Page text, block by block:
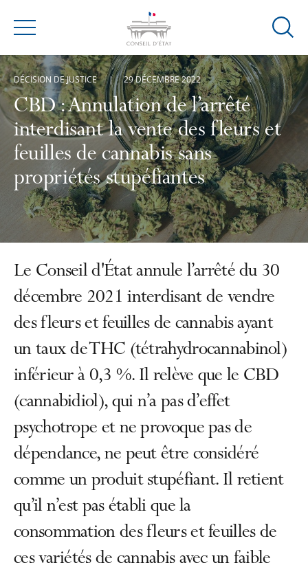
Menu
Ouvrir
de
CBD : Annulation de l’arrêté
interdisant la vente des fleurs et
feuilles de cannabis sans
propriétés stupéfiantes
DÉCISION DE JUSTICE 29 DÉCEMBRE 2022
Le Conseil d'État annule l’arrêté du 30
décembre 2021 interdisant de vendre
des fleurs et feuilles de cannabis ayant
un taux de THC (tétrahydrocannabinol)
inférieur à 0,3 %. Il relève que le CBD
(cannabidiol), qui n’a pas d’effet
psychotrope et ne provoque pas de
dépendance, ne peut être considéré
comme un produit stupéfiant. Il retient
qu’il n’est pas établi que la
consommation des fleurs et feuilles de
ces variétés de cannabis avec un faible